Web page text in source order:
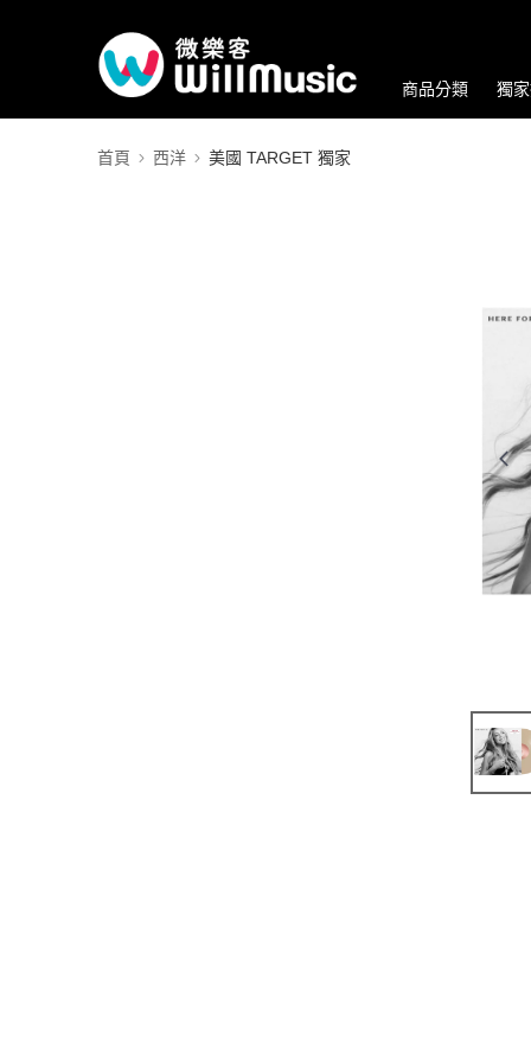
商品分類 獨
首頁 西洋 美國 TARGET 獨家